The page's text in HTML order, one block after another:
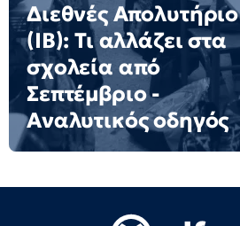
Διεθνές Απολυτήριο
(IB): Τι αλλάζει στα
σχολεία από
Σεπτέμβριο -
Αναλυτικός οδηγός